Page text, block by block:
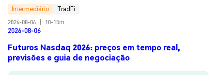
Intermediário
TradFi
2026-08-06
10-15m
2026-08-06
Futuros Nasdaq 2026: preços em tempo real,
previsões e guia de negociação